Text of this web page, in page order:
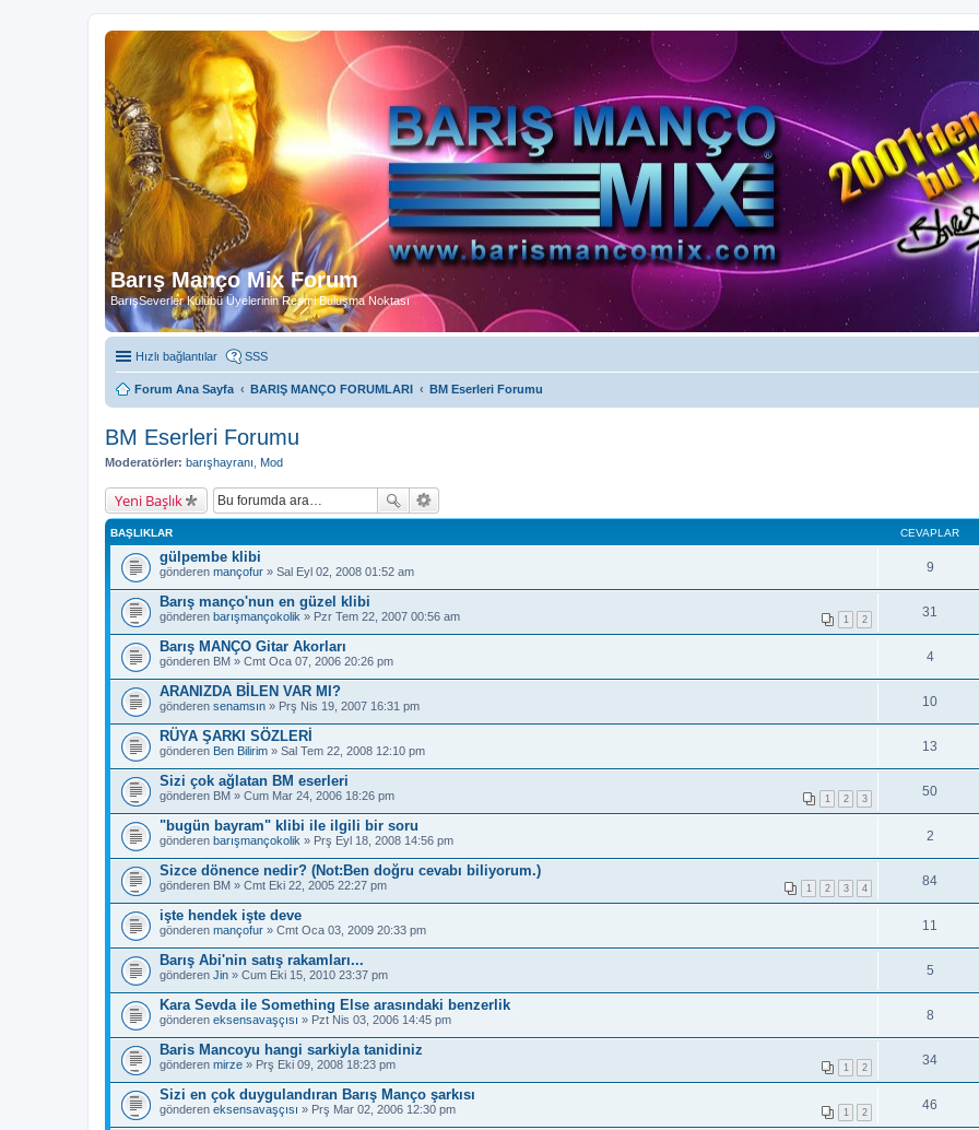
Barış Manço Mix Forum
BarışSeverler Kulübü Üyelerinin Resmi Buluşma Noktası
Hızlı bağlantılar SSS
Forum Ana Sayfa BARIŞ MANÇO FORUMLARI BM Eserleri Forumu
BM Eserleri Forumu
Moderatörler: barışhayranı Mod
Yeni Başlık
BAŞLIKLAR CEVAPLAR
gülpembe klibi
gönderen mançofur » Sal Eyl 02, 2008 01:52 am 9
Barış manço'nun en güzel klibi
1 2
gönderen barışmançokolik » Pzr Tem 22, 2007 00:56 am 31
Barış MANÇO Gitar Akorları
gönderen BM » Cmt Oca 07, 2006 20:26 pm 4
ARANIZDA BİLEN VAR MI?
gönderen senamsın » Prş Nis 19, 2007 16:31 pm 10
RÜYA ŞARKI SÖZLERİ
gönderen Ben Bilirim » Sal Tem 22, 2008 12:10 pm 13
Sizi çok ağlatan BM eserleri
1 2 3
gönderen BM » Cum Mar 24, 2006 18:26 pm 50
"bugün bayram" klibi ile ilgili bir soru
gönderen barışmançokolik » Prş Eyl 18, 2008 14:56 pm 2
Sizce dönence nedir? (Not:Ben doğru cevabı biliyorum.)
1 2 3 4
gönderen BM » Cmt Eki 22, 2005 22:27 pm 84
işte hendek işte deve
gönderen mançofur » Cmt Oca 03, 2009 20:33 pm 11
Barış Abi'nin satış rakamları...
gönderen Jin » Cum Eki 15, 2010 23:37 pm 5
Kara Sevda ile Something Else arasındaki benzerlik
gönderen eksensavaşçısı » Pzt Nis 03, 2006 14:45 pm 8
Baris Mancoyu hangi sarkiyla tanidiniz
1 2
gönderen mirze » Prş Eki 09, 2008 18:23 pm 34
Sizi en çok duygulandıran Barış Manço şarkısı
1 2
gönderen eksensavaşçısı » Prş Mar 02, 2006 12:30 pm 46